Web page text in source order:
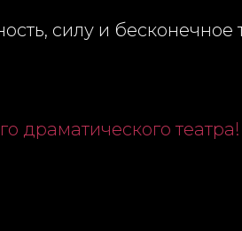
силу и бесконечное
драматического театра!